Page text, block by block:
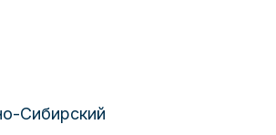
Сибирский